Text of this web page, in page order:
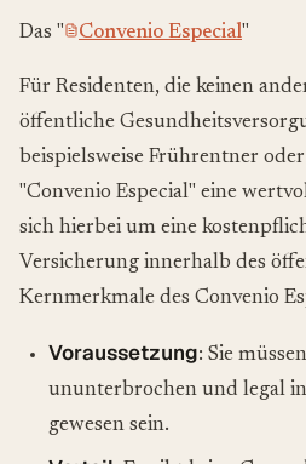
Das " Convenio Especial"
Für Residenten, die keinen
öffentliche
beispielsweise Frührentner
"Convenio Especial" eine
sich hierbei um eine
Versicherung innerhalb des
Kernmerkmale des Convenio
Voraussetzung: Sie
ununterbrochen und legal in
gewesen sein.